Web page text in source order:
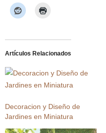
Artículos Relacionados
Decoracion y Diseño de
Jardines en Miniatura